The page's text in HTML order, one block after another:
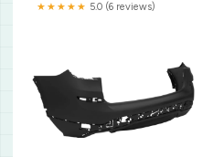
★★★★★ 5.0 (6 reviews)